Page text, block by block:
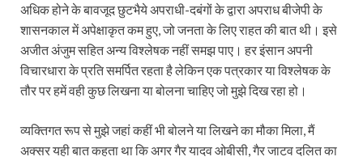
अधिक होने के बावजूद छुटभैये अपराधी-दबंगों के द्वारा अपराध बीजेपी के
शासनकाल में अपेक्षाकृत कम हुए, जो जनता के लिए राहत की बात थी। इसे
अजीत अंजुम सहित अन्य विश्लेषक नहीं समझ पाए। हर इंसान अपनी
विचारधारा के प्रति समर्पित रहता है लेकिन एक पत्रकार या विश्लेषक के
तौर पर हमें वही कुछ लिखना या बोलना चाहिए जो मुझे दिख रहा हो।
व्यक्तिगत रूप से मुझे जहां कहीं भी बोलने या लिखने का मौका मिला, मैं
अक्सर यही बात कहता था कि अगर गैर यादव ओबीसी, गैर जाटव दलित का